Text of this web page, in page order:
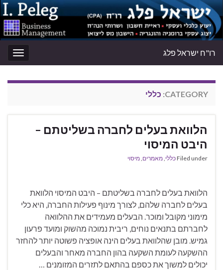
רו"ח ישראל פלג
CATEGORY: כללי
הלוואת בעלים לחברה בשליטתם –
היבט המיסוי
Filed underכללי,מאמרים,מיסוי
הלוואת בעלים לחברה בשליטתם – היבט המיסוי הלוואת
בעלים לחברה שלהם, לצורך מינוף פעילות החברה, היא כלי
מימוני מקובל ומוכר. הבעלים מעמידים את ההלוואה
לחברתם בתנאים נוחים, ריבית נמוכה מהשוק ומועד פרעון
גמיש. מובן שהלוואת בעלים הינה אופציה פשוטה יותר להחזר
ההשקעה לעומת השקעה בהון החברה מאחר והבעלים
יכולים למשוך את כספם בהתאם לתזרים המזומנים …